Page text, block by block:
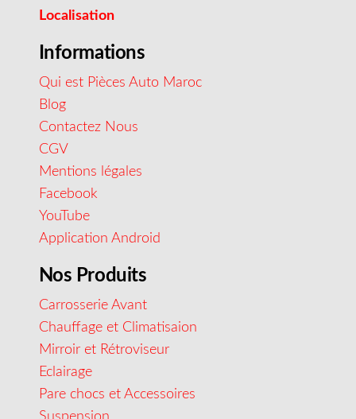
Localisation
Informations
Qui est Pièces Auto Maroc
Blog
Contactez Nous
CGV
Mentions légales
Facebook
YouTube
Application Android
Nos Produits
Carrosserie Avant
Chauffage et Climatisaion
Mirroir et Rétroviseur
Eclairage
Pare chocs et Accessoires